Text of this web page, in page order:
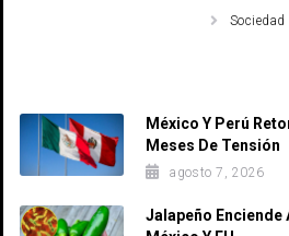
Sociedad
México Y Perú
Meses De Tensión
agosto 7, 2026
Jalapeño Enciende